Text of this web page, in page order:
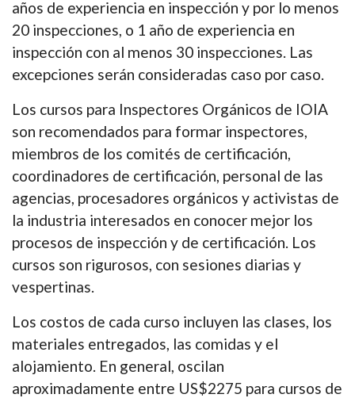
años de experiencia en inspección y por lo menos
20 inspecciones, o 1 año de experiencia en
inspección con al menos 30 inspecciones. Las
excepciones serán consideradas caso por caso.
Los cursos para Inspectores Orgánicos de IOIA
son recomendados para formar inspectores,
miembros de los comités de certificación,
coordinadores de certificación, personal de las
agencias, procesadores orgánicos y activistas de
la industria interesados en conocer mejor los
procesos de inspección y de certificación. Los
cursos son rigurosos, con sesiones diarias y
vespertinas.
Los costos de cada curso incluyen las clases, los
materiales entregados, las comidas y el
alojamiento. En general, oscilan
aproximadamente entre US$2275 para cursos de